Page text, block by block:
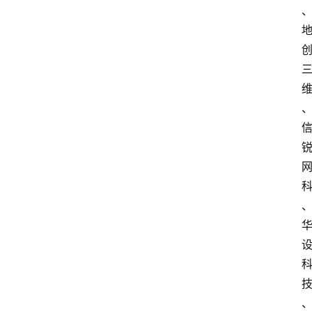
、
地
创
三
维
、
信
锐
网
科
、
华
设
科
技
、